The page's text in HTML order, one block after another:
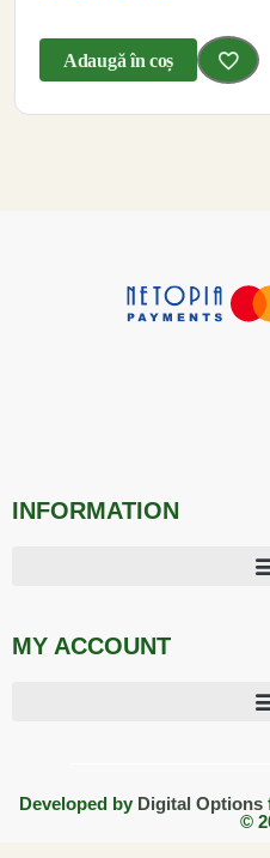
Adaugă în coș
INFORMATION
MY ACCOUNT
Developed by Digital Options
©